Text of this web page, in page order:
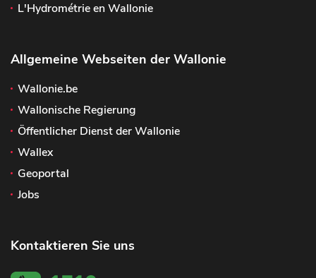
L'Hydrométrie en Wallonie
Allgemeine Webseiten der Wallonie
Wallonie.be
Wallonische Regierung
Öffentlicher Dienst der Wallonie
Wallex
Geoportal
Jobs
Kontaktieren Sie uns